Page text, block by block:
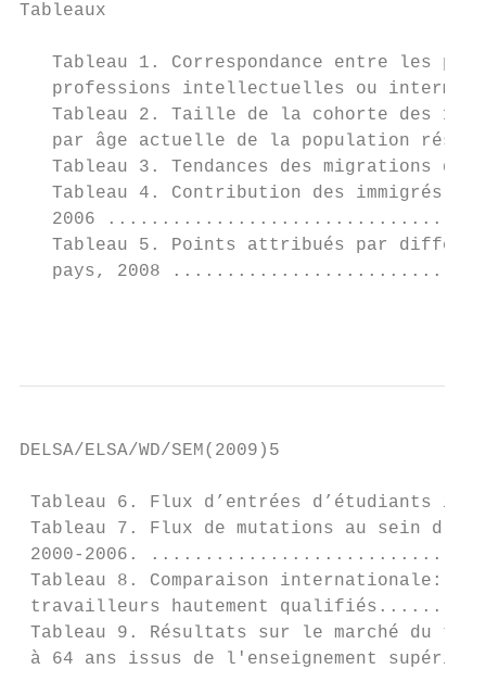
Tableaux
Tableau 1. Correspondance entre les
professions intellectuelles ou
Tableau 2. Taille de la cohorte des
par âge actuelle de la population
Tableau 3. Tendances des migrations de
Tableau 4. Contribution des immigrés
2006
Tableau 5. Points attribués par
pays, 2008
DELSA/ELSA/WD/SEM(2009)5
Tableau 6. Flux d’entrées
Tableau 7. Flux de mutations au sein
2000-2006.
Tableau 8. Comparaison internationale:
travailleurs hautement
Tableau 9. Résultats sur le marché du
à 64 ans issus de l'enseignement